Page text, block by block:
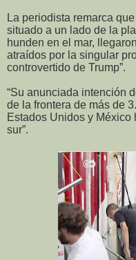
La periodista remarca
situado a un lado de la
hunden en el mar,
atraídos por la singular
controvertido de Trump”.
“Su anunciada intención
de la frontera de más de
Estados Unidos y México
sur”.